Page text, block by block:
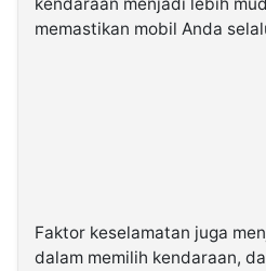
kendaraan menjadi lebih
memastikan mobil Anda
Faktor keselamatan juga
dalam memilih kendaraan,